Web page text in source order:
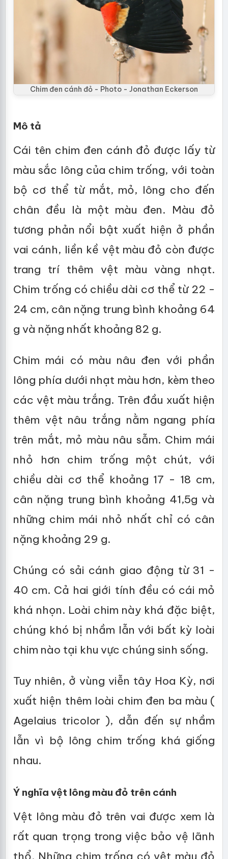
Chim đen cánh đỏ - Photo - Jonathan Eckerson
Mô tả
Cái tên chim đen cánh đỏ được lấy từ
màu sắc lông của chim trống, với toàn
bộ cơ thể từ mắt, mỏ, lông cho đến
chân đều là một màu đen. Màu đỏ
tương phản nổi bật xuất hiện ở phần
vai cánh, liền kề vệt màu đỏ còn được
trang trí thêm vệt màu vàng nhạt.
Chim trống có chiều dài cơ thể từ 22 -
24 cm, cân nặng trung bình khoảng 64
g và nặng nhất khoảng 82 g.
Chim mái có màu nâu đen với phần
lông phía dưới nhạt màu hơn, kèm theo
các vệt màu trắng. Trên đầu xuất hiện
thêm vệt nâu trắng nằm ngang phía
trên mắt, mỏ màu nâu sẫm. Chim mái
nhỏ hơn chim trống một chút, với
chiều dài cơ thể khoảng 17 - 18 cm,
cân nặng trung bình khoảng 41,5g và
những chim mái nhỏ nhất chỉ có cân
nặng khoảng 29 g.
Chúng có sải cánh giao động từ 31 -
40 cm. Cả hai giới tính đều có cái mỏ
khá nhọn. Loài chim này khá đặc biệt,
chúng khó bị nhầm lẫn với bất kỳ loài
chim nào tại khu vực chúng sinh sống.
Tuy nhiên, ở vùng viễn tây Hoa Kỳ, nơi
xuất hiện thêm loài chim đen ba màu (
Agelaius tricolor ), dẫn đến sự nhầm
lẫn vì bộ lông chim trống khá giống
nhau.
Ý nghĩa vệt lông màu đỏ trên cánh
Vệt lông màu đỏ trên vai được xem là
rất quan trọng trong việc bảo vệ lãnh
thổ. Những chim trống có vệt màu đỏ